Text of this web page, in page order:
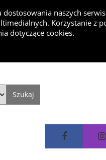
Dodaj projekt
10
naszych
Korzystanie z
dotyczące cookies.